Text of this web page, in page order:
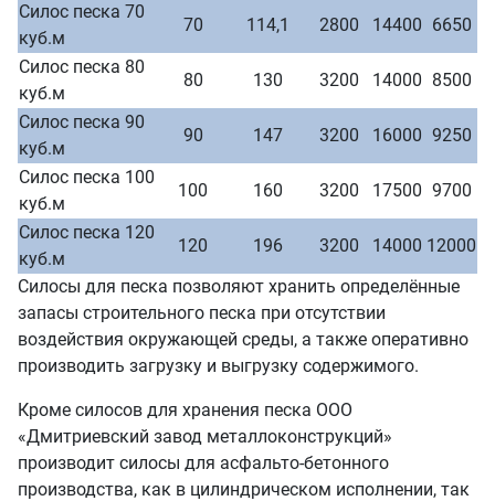
Силос песка 70
куб.м
70 114,1 2800 14400 6650
Силос песка 80
куб.м
80 130 3200 14000 8500
Силос песка 90
куб.м
90 147 3200 16000 9250
Силос песка 100
куб.м
100 160 3200 17500 9700
Силос песка 120
куб.м
120 196 3200 14000 12000
Силосы для песка позволяют хранить определённые
запасы строительного песка при отсутствии
воздействия окружающей среды, а также оперативно
производить загрузку и выгрузку содержимого.
Кроме силосов для хранения песка ООО
«Дмитриевский завод металлоконструкций»
производит силосы для асфальто-бетонного
производства, как в цилиндрическом исполнении, так